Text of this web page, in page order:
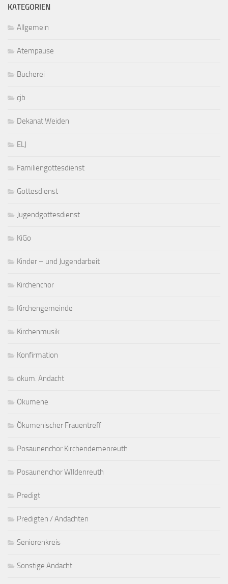
KATEGORIEN
Allgemein
Atempause
Bücherei
cjb
Dekanat Weiden
ELJ
Familiengottesdienst
Gottesdienst
Jugendgottesdienst
KiGo
Kinder – und Jugendarbeit
Kirchenchor
Kirchengemeinde
Kirchenmusik
Konfirmation
ökum. Andacht
Ökumene
Ökumenischer Frauentreff
Posaunenchor Kirchendemenreuth
Posaunenchor WIldenreuth
Predigt
Predigten / Andachten
Seniorenkreis
Sonstige Andacht